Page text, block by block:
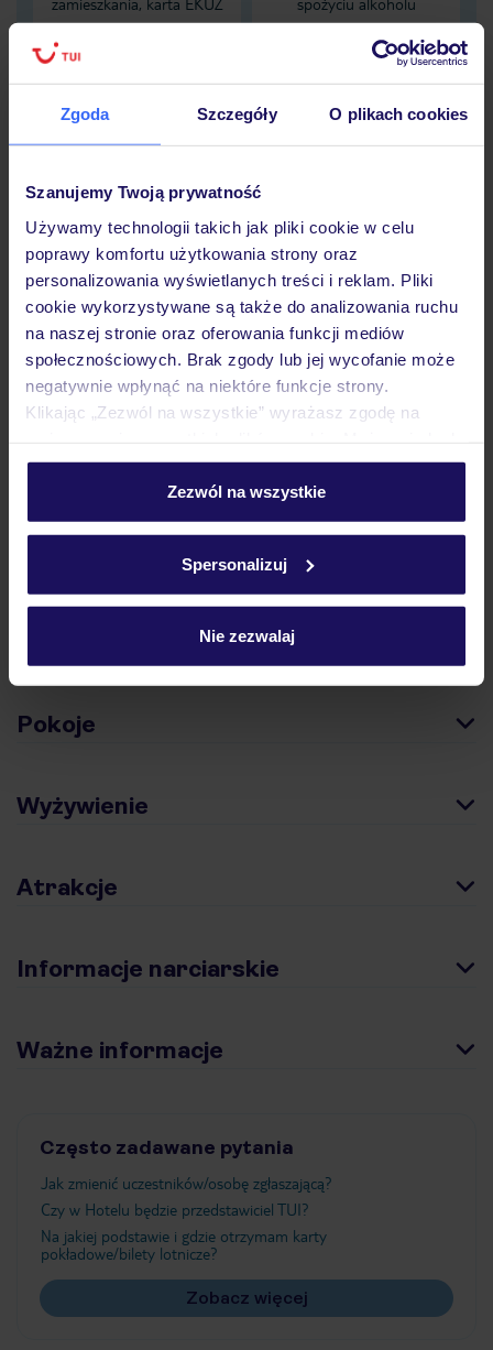
Zgoda Szczegóły O plikach cookies
Szanujemy Twoją prywatność
Używamy technologii takich jak pliki cookie w celu
poprawy komfortu użytkowania strony oraz
personalizowania wyświetlanych treści i reklam. Pliki
cookie wykorzystywane są także do analizowania ruchu
na naszej stronie oraz oferowania funkcji mediów
społecznościowych. Brak zgody lub jej wycofanie może
negatywnie wpłynąć na niektóre funkcje strony.
Klikając „Zezwól na wszystkie” wyrażasz zgodę na
personalizować swój wybór wchodząc w zakładkę
Szczegółowe informacje o plikach cookie znajdziesz
Zezwól na wszystkie
Spersonalizuj
Nie zezwalaj
nie zapewnia pokrycia tych
obejmującą NNW
zaistniałych pod wpływem
alkoholu
Sprawdź szczegóły
wariantów ochrony »
Dlaczego warto wybrać TUI?
podróży w Polsce
Pokoje
Wyżywienie
Atrakcje
Informacje narciarskie
Ważne informacje
Często zadawane pytania
Jak zmienić uczestników/osobę zgłaszającą?
Czy w Hotelu będzie przedstawiciel TUI?
Na jakiej podstawie i gdzie otrzymam karty
pokładowe/bilety lotnicze?
Zobacz więcej